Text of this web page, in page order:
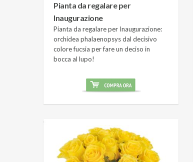
Pianta da regalare per
Inaugurazione
Pianta da regalare per Inaugurazione:
orchidea phalaenopsys dal decisivo
colore fucsia per fare un deciso in
bocca al lupo!